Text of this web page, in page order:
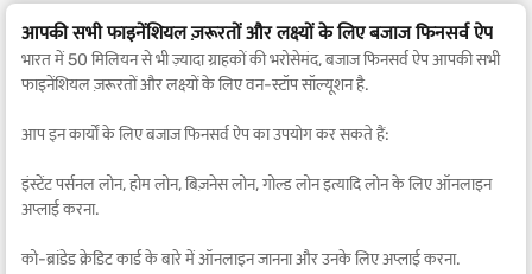
आपकी सभी फाइनेंशियल ज़रूरतों और लक्ष्यों के लिए बजाज फिनसर्व ऐप
भारत में 50 मिलियन से भी ज़्यादा ग्राहकों की भरोसेमंद, बजाज फिनसर्व ऐप आपकी सभी
फाइनेंशियल ज़रूरतों और लक्ष्यों के लिए वन-स्टॉप सॉल्यूशन है.
आप इन कार्यों के लिए बजाज फिनसर्व ऐप का उपयोग कर सकते हैं:
इंस्टेंट पर्सनल लोन, होम लोन, बिज़नेस लोन, गोल्ड लोन इत्यादि लोन के लिए ऑनलाइन
अप्लाई करना.
को-ब्रांडेड क्रेडिट कार्ड के बारे में ऑनलाइन जानना और उनके लिए अप्लाई करना.